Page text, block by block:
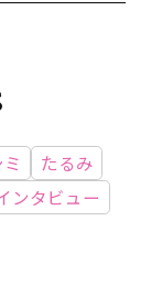
たるみ
ンタビュー